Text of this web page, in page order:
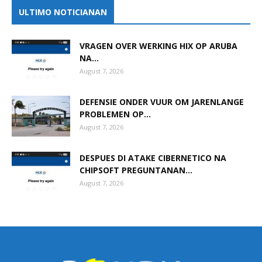
ULTIMO NOTICIANAN
VRAGEN OVER WERKING HIX OP ARUBA
NA...
August 7, 2026
DEFENSIE ONDER VUUR OM JARENLANGE
PROBLEMEN OP...
August 7, 2026
DESPUES DI ATAKE CIBERNETICO NA
CHIPSOFT PREGUNTANAN...
August 7, 2026